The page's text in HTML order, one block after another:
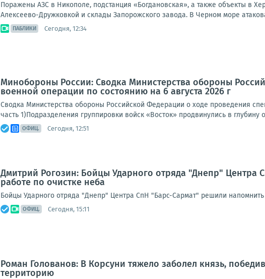
Поражены АЗС в Никополе, подстанция «Богдановская», а также объекты в
Алексеево-Дружковкой и склады Запорожского завода. В Черном море
ПАБЛИКИ Сегодня, 12:34
Минобороны России: Сводка Министерства обороны
военной операции по состоянию на 6 августа 2026 г
Сводка Министерства обороны Российской Федерации о ходе проведения
часть 1)Подразделения группировки войск «Восток» продвинулись в глубину
ОФИЦ. Сегодня, 12:51
Дмитрий Рогозин: Бойцы Ударного отряда "Днепр"
работе по очистке неба
Бойцы Ударного отряда "Днепр" Центра СпН "Барс-Сармат" решили
ОФИЦ. Сегодня, 15:11
Роман Голованов: В Корсуни тяжело заболел князь,
территорию